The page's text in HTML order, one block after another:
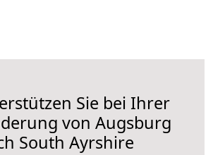
Sie bei Ihrer
von Augsburg
South Ayrshire